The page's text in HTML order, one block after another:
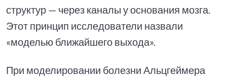
структур — через каналы у основания мозга.
Этот принцип исследователи назвали
«моделью ближайшего выхода».
При моделировании болезни Альцгеймера